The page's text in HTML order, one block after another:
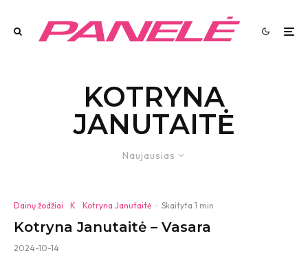
KOTRYNA
JANUTAITĖ
Naujausias
Dainų žodžiai K Kotryna Janutaitė · Skaityta 1 min
Kotryna Janutaitė – Vasara
2024-10-14